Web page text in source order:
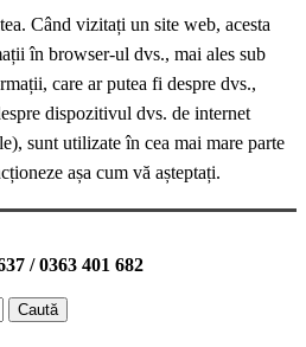
Când vizitați un site web, acesta
în browser-ul dvs., mai ales sub
care ar putea fi despre dvs.,
dispozitivul dvs. de internet
sunt utilizate în cea mai mare parte
așa cum vă așteptați.
/ 0363 401 682
Caută